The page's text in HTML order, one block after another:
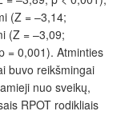
(Z = –3,14;
(Z = –3,09;
= 0,001). Atminties
buvo reikšmingai
nuo sveikų,
RPOT rodikliais